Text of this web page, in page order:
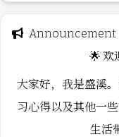
Announcement
🌟 欢
大家好，我是盛溪
习心得以及其他一
生活